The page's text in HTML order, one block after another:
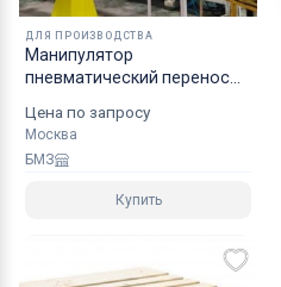
ДЛЯ ПРОИЗВОДСТВА
Манипулятор
пневматический перенос
Цена по запросу
Москва
БМЗ
Купить